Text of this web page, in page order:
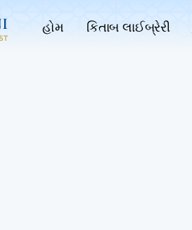
હોમ કિતાબ લાઈબ્રેરી